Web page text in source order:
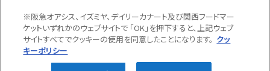
クッキーポリシー
ソーシャルメディアポリシー
※阪急オアシス、イズミヤ、デイリーカナート及び関西フードマー
ケットいずれかのウェブサイトで 「OK」を押下すると、上記ウェブ
サイトすべてでクッキーの使用を同意したことになります。 クッ
キーポリシー